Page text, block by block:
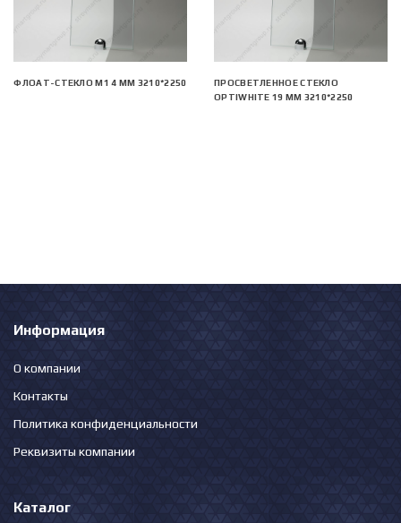
ФЛОАТ-СТЕКЛО М1 4 ММ 3210*2250
ПРОСВЕТЛЕННОЕ СТЕКЛО
OPTIWHITE 19 ММ 3210*2250
Информация
О компании
Контакты
Политика конфиденциальности
Реквизиты компании
Каталог